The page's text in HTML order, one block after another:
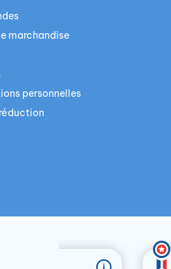
marchandise
personnelles